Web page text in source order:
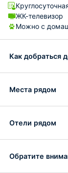
ЖК-телевизор
Можно с
Как добраться
Места рядом
Отели рядом
Обратите